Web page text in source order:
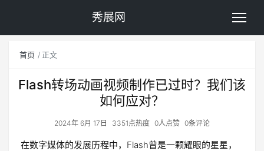
秀展网
首页 正文
Flash转场动画视频制作已过时？我们该
如何应对？
2024年 6月 17日 3351点热度 0人点赞 0条评论
在数字媒体的发展历程中，Flash曾是一颗耀眼的星星，